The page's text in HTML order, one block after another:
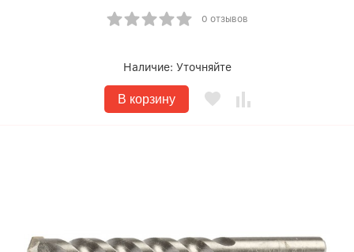
0 отзывов
Наличие: Уточняйте
В корзину